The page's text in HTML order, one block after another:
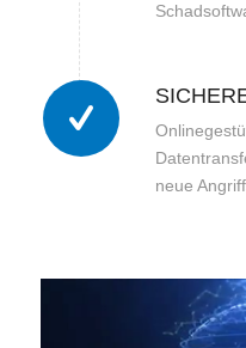
neue